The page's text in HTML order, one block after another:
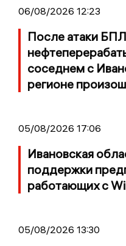
06/08/2026 12:23
После атаки
соседнем с
регионе
05/08/2026 17:06
Ивановская
поддержки
работающих с
05/08/2026 13:30